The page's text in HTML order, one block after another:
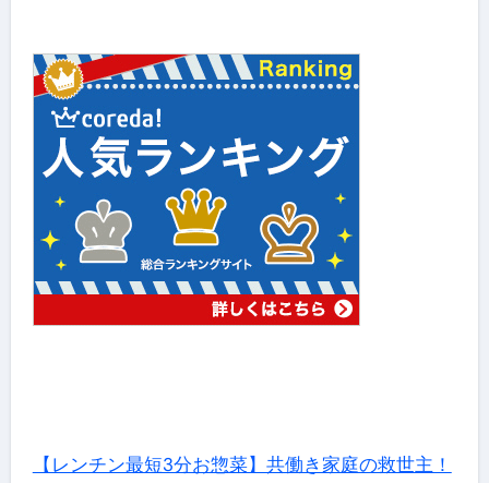
【レンチン最短3分お惣菜】共働き家庭の救世主！